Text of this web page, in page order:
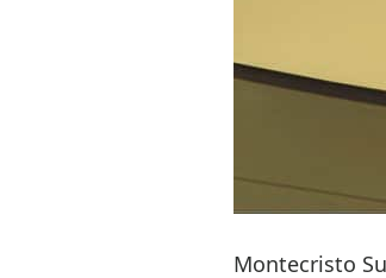
Montecristo